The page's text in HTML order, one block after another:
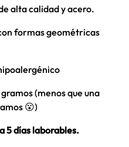
alta calidad y acero.
formas geométricas
(menos que una
😮)
5 días laborables.